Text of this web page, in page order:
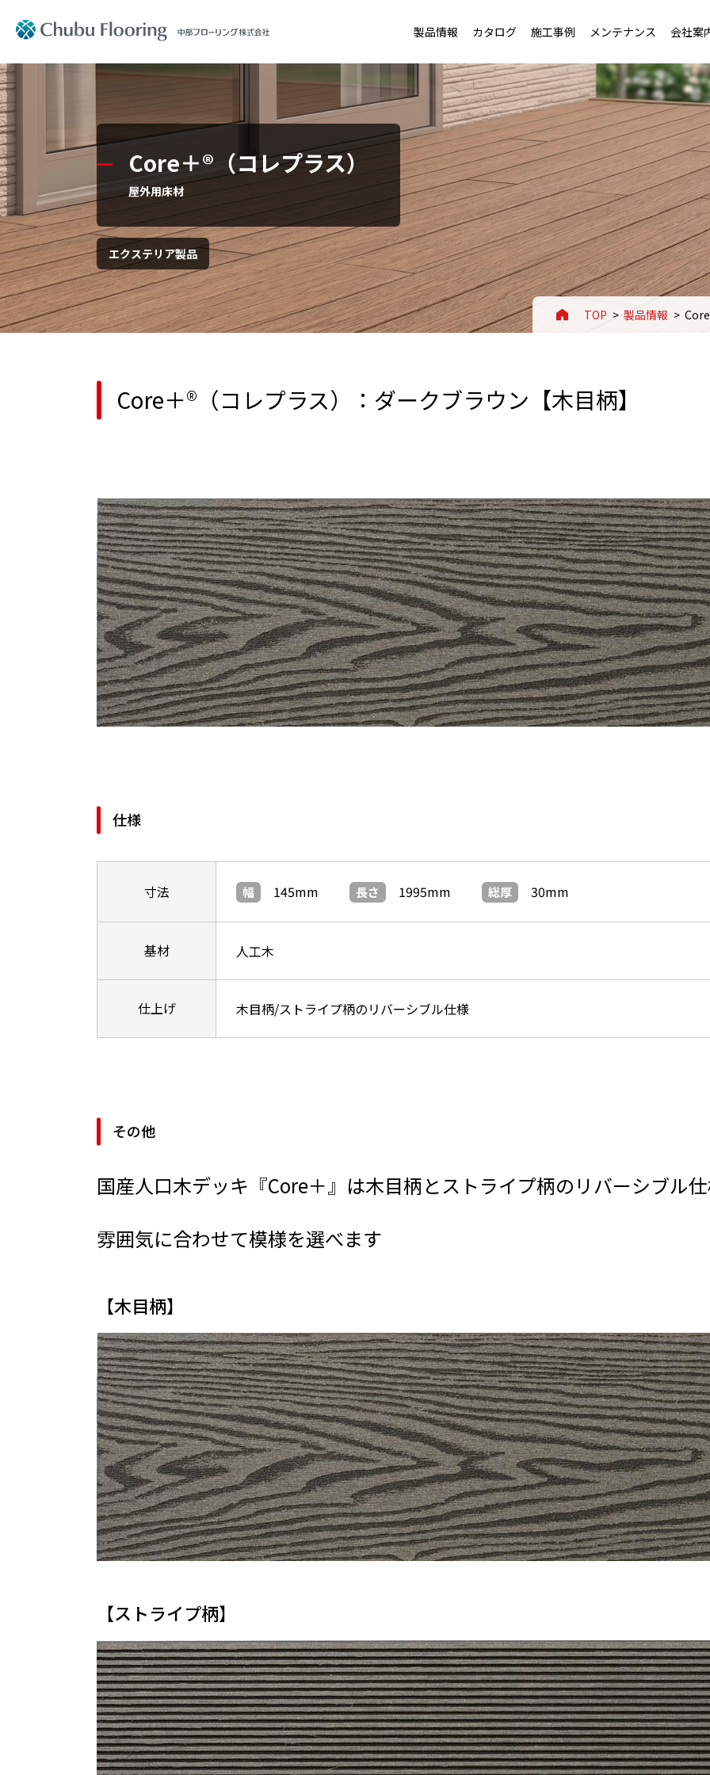
製品情報
製品情報
Product 製品情報トップ
文教施設用フローリング
住宅用フローリング
老健施設・幼稚園用フローリング
店舗・ホテル用フローリング
スポーツ施設用フローリング
カタログ 施工事例 メンテナンス 会社案
会社案内
Company Information 会社案内トップ
コーポレートアイデンティティ
会社概要・沿革
事業案内
拠点一覧
Core＋®（コレプラス）
屋外用床材
エクステリア製品
TOP 製品情報
Core＋®（コレプラス）：ダークブラウン【木目柄】
仕様
寸法 幅 145mm 長さ 1995mm 総厚 30mm
基材 人工木
仕上げ 木目柄/ストライプ柄のリバーシブル仕様
その他
国産人口木デッキ『Core＋』は木目柄とストライプ柄のリバーシブル
雰囲気に合わせて模様を選べます
【木目柄】
【ストライプ柄】